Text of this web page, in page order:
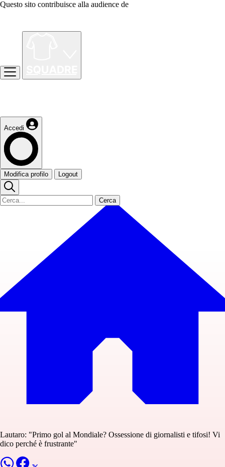
Questo sito contribuisce alla audience de
Accedi
Modifica profilo Logout
Cerca
Lautaro: "Primo gol al Mondiale? Ossessione di giornalisti e tifosi! Vi
dico perché è frustrante"